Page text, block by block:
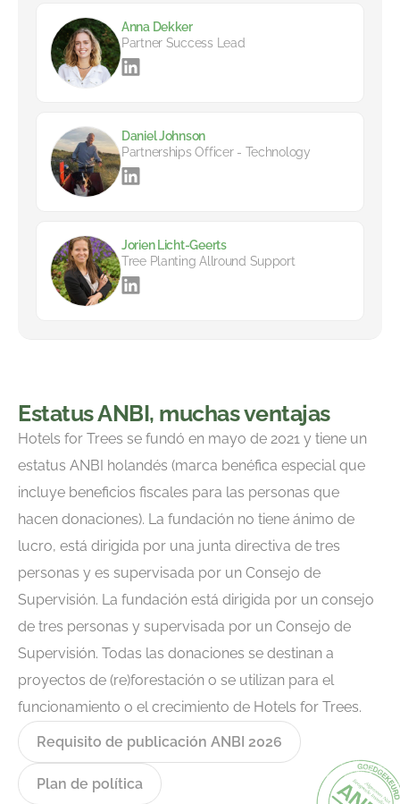
Anna Dekker
Partner Success Lead
Daniel Johnson
Partnerships Officer - Technology
Jorien Licht-Geerts
Tree Planting Allround Support
Estatus ANBI, muchas ventajas
Hotels for Trees se fundó en mayo de 2021 y tiene un
estatus ANBI holandés (marca benéfica especial que
incluye beneficios fiscales para las personas que
hacen donaciones). La fundación no tiene ánimo de
lucro, está dirigida por una junta directiva de tres
personas y es supervisada por un Consejo de
Supervisión. La fundación está dirigida por un consejo
de tres personas y supervisada por un Consejo de
Supervisión. Todas las donaciones se destinan a
proyectos de (re)forestación o se utilizan para el
funcionamiento o el crecimiento de Hotels for Trees.
Requisito de publicación ANBI 2026
Plan de política